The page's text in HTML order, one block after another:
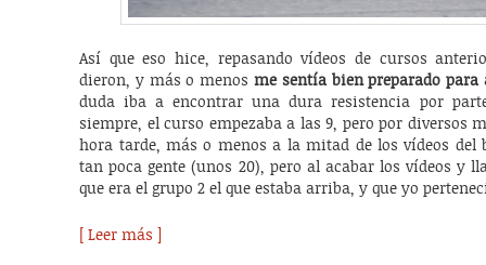
Así que eso hice, repasando vídeos de cursos
dieron, y más o menos me sentía bien preparado para
duda iba a encontrar una dura resistencia por
siempre, el curso empezaba a las 9, pero por diversos
hora tarde, más o menos a la mitad de los vídeos del
tan poca gente (unos 20), pero al acabar los vídeos y
que era el grupo 2 el que estaba arriba, y que yo
[ Leer más ]